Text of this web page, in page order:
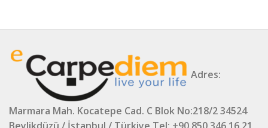
Adres:
Marmara Mah. Kocatepe Cad. C Blok No:218/2 34524